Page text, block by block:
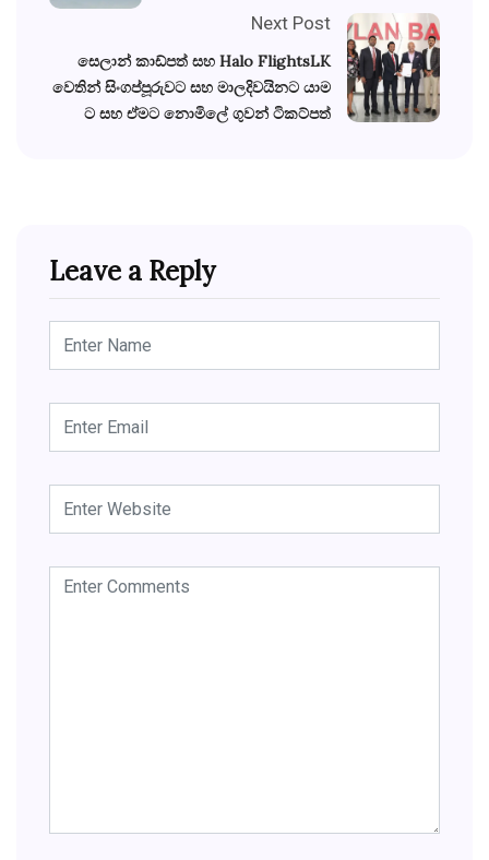
Next Post
සෙලාන් කාඩ්පත් සහ Halo FlightsLK
වෙතින් සිංගප්පූරුවට සහ මාලදිවයිනට යාම
ට සහ ඒමට නොමිලේ ගුවන් ටිකට්පත්
Leave a Reply